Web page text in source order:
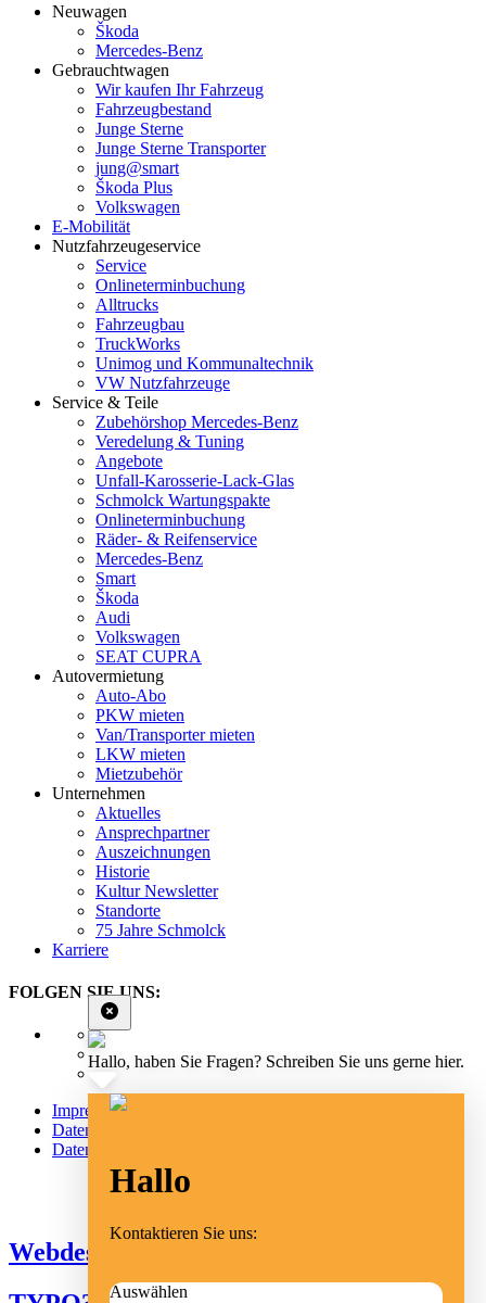
Neuwagen
Škoda
Mercedes-Benz
Gebrauchtwagen
Wir kaufen Ihr Fahrzeug
Fahrzeugbestand
Junge Sterne
Junge Sterne Transporter
jung@smart
Škoda Plus
Volkswagen
E-Mobilität
Nutzfahrzeugeservice
Service
Onlineterminbuchung
Alltrucks
Fahrzeugbau
TruckWorks
Unimog und Kommunaltechnik
VW Nutzfahrzeuge
Service & Teile
Zubehörshop Mercedes-Benz
Veredelung & Tuning
Angebote
Unfall-Karosserie-Lack-Glas
Schmolck Wartungspakte
Onlineterminbuchung
Räder- & Reifenservice
Mercedes-Benz
Smart
Škoda
Audi
Volkswagen
SEAT CUPRA
Autovermietung
Auto-Abo
PKW mieten
Van/Transporter mieten
LKW mieten
Mietzubehör
Unternehmen
Aktuelles
Ansprechpartner
Auszeichnungen
Historie
Kultur Newsletter
Standorte
75 Jahre Schmolck
Karriere
FOLGEN SIE UNS:
Impressum
Datenschutz
Datenschutz Social Media
Webdesign Emmendingen
Hallo, haben Sie Fragen? Schreiben Sie uns gerne hier.
Hallo
Kontaktieren Sie uns:
Auswählen